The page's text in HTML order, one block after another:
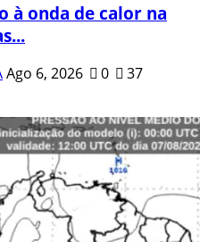
à onda de calor na
Ago 6, 2026 0 37